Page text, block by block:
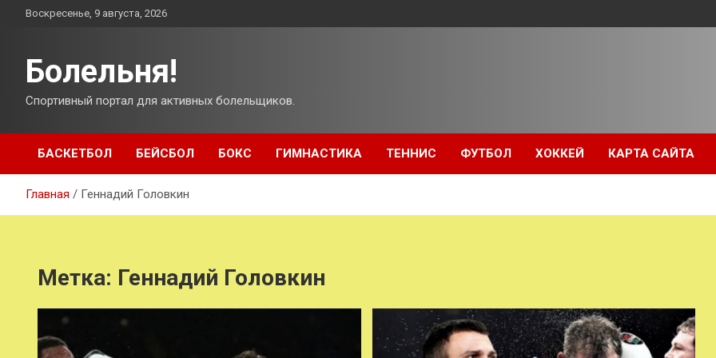
ПерейтиВоскресенье, 9 августа, 2026
Болельня!
Спортивный портал для активных болельщиков.
БАСКЕТБОЛ БЕЙСБОЛ БОКС ГИМНАСТИКА ТЕННИС ФУТБОЛ ХОККЕЙ КАРТА САЙТА
Главная Геннадий Головкин
Метка: Геннадий Головкин